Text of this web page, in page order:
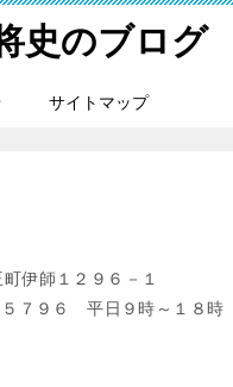
史のブログ
サイトマップ
伊師１２９６－１
７９６ 平日９時～１８時